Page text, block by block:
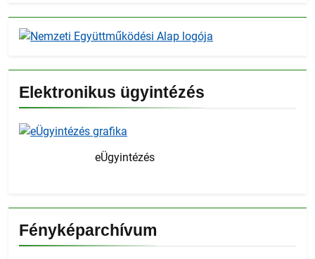
Elektronikus ügyintézés
eÜgyintézés
Fényképarchívum